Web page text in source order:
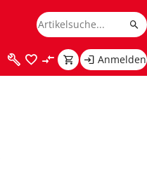
Anmelden